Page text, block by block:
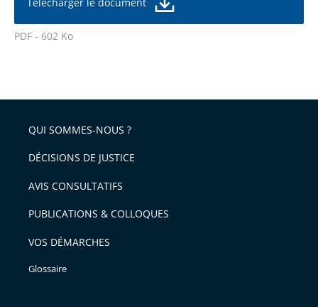
l'article
pour
de
police
PDF - 602 Ko
l'article
pour
avant
QUI SOMMES-NOUS ?
DÉCISIONS DE JUSTICE
AVIS CONSULTATIFS
PUBLICATIONS & COLLOQUES
VOS DÉMARCHES
Glossaire